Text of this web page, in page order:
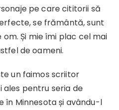
pe care cititorii să
se frământă, sunt
Și mie îmi plac cel mai
de oameni.
un faimos scriitor
ales pentru seria de
în Minnesota și avându-l